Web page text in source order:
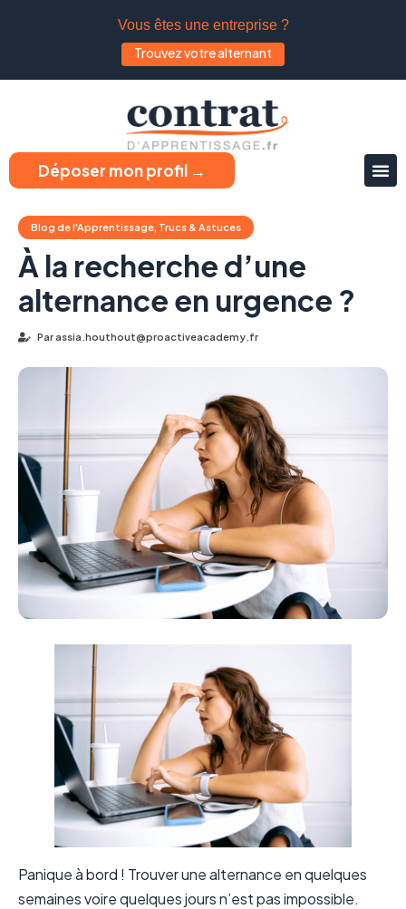
Vous êtes une entreprise ?
Trouvez votre alternant
Déposer mon profil →
Blog de l'Apprentissage, Trucs & Astuces
À la recherche d’une
alternance en urgence ?
Parassia.houthout@proactiveacademy.fr
Panique à bord ! Trouver une alternance en quelques
semaines voire quelques jours n’est pas impossible.